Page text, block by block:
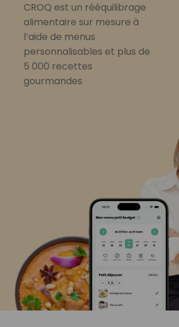
CROQ est un rééquilibrage
alimentaire sur mesure à
l’aide de menus
personnalisables et plus de
5 000 recettes
gourmandes